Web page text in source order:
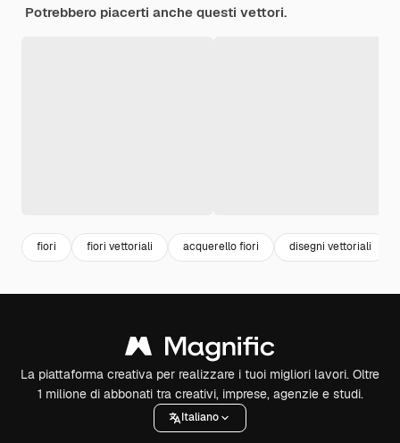
Potrebbero piacerti anche questi vettori.
fiori fiori vettoriali acquerello fiori disegni vettoriali
La piattaforma creativa per realizzare i tuoi migliori lavori. Oltre
1 milione di abbonati tra creativi, imprese, agenzie e studi.
Italiano